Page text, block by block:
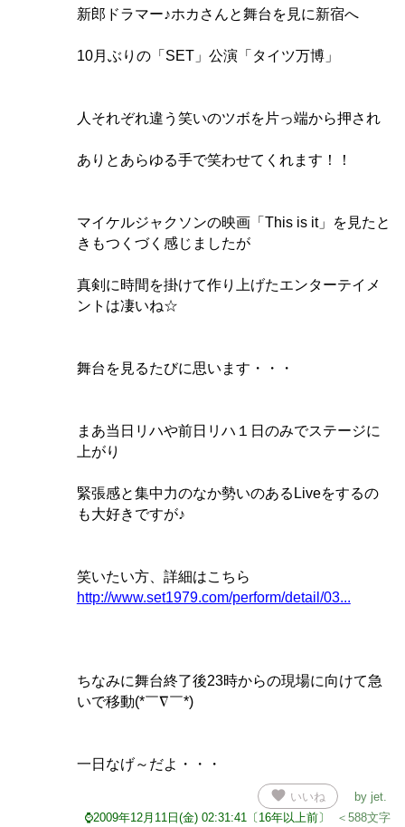
新郎ドラマー♪ホカさんと舞台を見に新宿へ
10月ぶりの「SET」公演「タイツ万博」
人それぞれ違う笑いのツボを片っ端から押され
ありとあらゆる手で笑わせてくれます！！
マイケルジャクソンの映画「This is it」を見たと
きもつくづく感じましたが
真剣に時間を掛けて作り上げたエンターテイメ
ントは凄いね☆
舞台を見るたびに思います・・・
まあ当日リハや前日リハ１日のみでステージに
上がり
緊張感と集中力のなか勢いのあるLiveをするの
も大好きですが♪
笑いたい方、詳細はこちら
http://www.set1979.com/perform/detail/03...
ちなみに舞台終了後23時からの現場に向けて急
いで移動(*￣∇￣*)
一日なげ～だよ・・・
favorite いいね by jet
⌚2009年12月11日(金) 02:31:41〔16年以上前〕
＜588文字